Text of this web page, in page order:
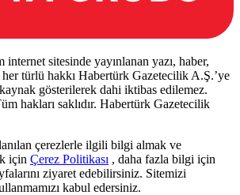
sitesinde yayınlanan yazı, haber,
türlü hakkı Habertürk Gazetecilik A.Ş.’ye
gösterilerek dahi iktibas edilemez.
hakları saklıdır. Habertürk Gazetecilik
çerezlerle ilgili bilgi almak ve
için Çerez Politikası , daha fazla bilgi için
ziyaret edebilirsiniz. Sitemizi
kabul edersiniz.